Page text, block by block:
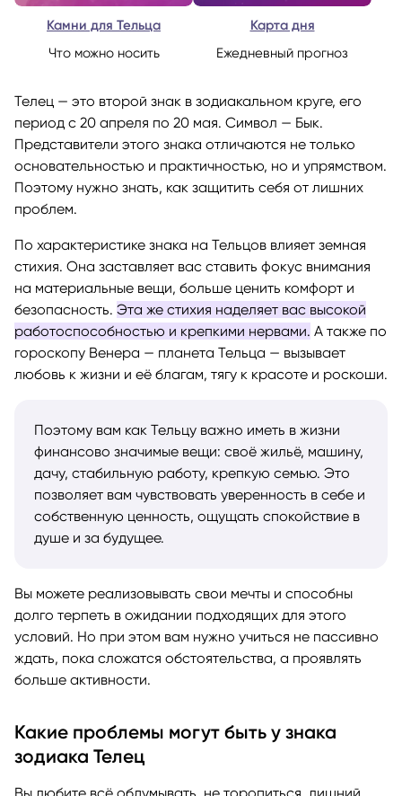
Камни для Тельца
Что можно носить
Карта дня
Ежедневный прогноз
Телец — это второй знак в зодиакальном круге, его
период с 20 апреля по 20 мая. Символ — Бык.
Представители этого знака отличаются не только
основательностью и практичностью, но и упрямством.
Поэтому нужно знать, как защитить себя от лишних
проблем.
По характеристике знака на Тельцов влияет земная
стихия. Она заставляет вас ставить фокус внимания
на материальные вещи, больше ценить комфорт и
безопасность. Эта же стихия наделяет вас высокой
работоспособностью и крепкими нервами. А также по
гороскопу Венера — планета Тельца — вызывает
любовь к жизни и её благам, тягу к красоте и роскоши.
Поэтому вам как Тельцу важно иметь в жизни
финансово значимые вещи: своё жильё, машину,
дачу, стабильную работу, крепкую семью. Это
позволяет вам чувствовать уверенность в себе и
собственную ценность, ощущать спокойствие в
душе и за будущее.
Вы можете реализовывать свои мечты и способны
долго терпеть в ожидании подходящих для этого
условий. Но при этом вам нужно учиться не пассивно
ждать, пока сложатся обстоятельства, а проявлять
больше активности.
Какие проблемы могут быть у знака
зодиака Телец